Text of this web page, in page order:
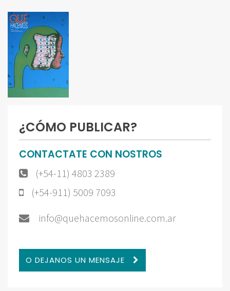
¿CÓMO PUBLICAR?
CONTACTATE CON NOSTROS
(+54-11) 4803 2389
(+54-911) 5009 7093
info@quehacemosonline.com.ar
O DEJANOS UN MENSAJE